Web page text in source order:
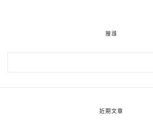
搜尋
近期文章